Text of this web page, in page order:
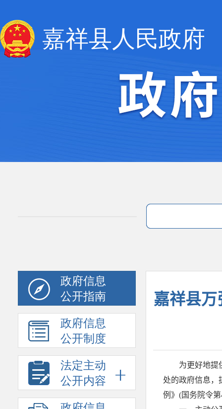
嘉祥县人民政府
政府信息
公开指南
政府信息
公开制度
法定主动
公开内容